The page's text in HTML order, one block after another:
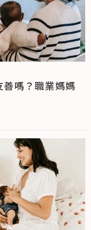
嗎？職業媽媽